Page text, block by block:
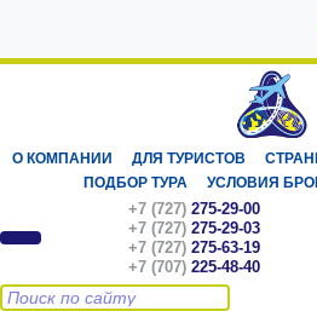
О КОМПАНИИ ДЛЯ ТУРИСТОВ
ПОДБОР ТУРА
УСЛОВИЯ
+7 (727) 275-29-00
+7 (727) 275-29-03
+7 (727) 275-63-19
+7 (707) 225-48-40